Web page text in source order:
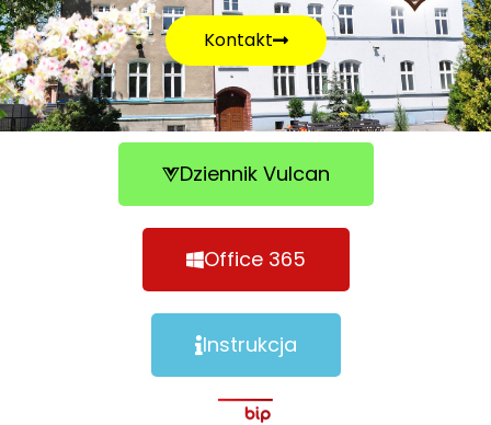
Kontakt
Dziennik Vulcan
Office 365
Instrukcja